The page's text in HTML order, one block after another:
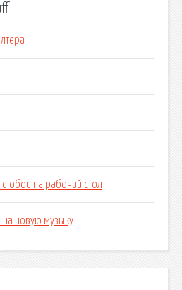
обои на рабочий стол
на новую музыку